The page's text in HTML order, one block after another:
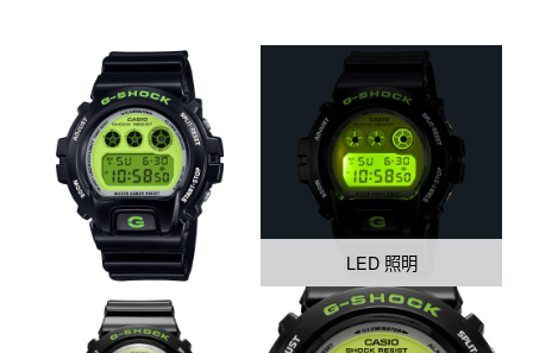
系列中引起人气的开端。
在这次的复刻版中，忠实地再现了当时的配色方案，并通过采用生
物树脂和LED背光技术，实现了进化。为G-SHOCK迷和6900系列
的爱好者提供了一款设计炫酷的手表，适用于从休闲到工作场合的
广泛场景。
LED 照明